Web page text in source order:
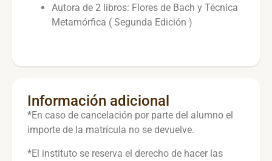
Autora de 2 libros: Flores de Bach y Técnica
Metamórfica ( Segunda Edición )
Información adicional
*En caso de cancelación por parte del alumno el
importe de la matrícula no se devuelve.
*El instituto se reserva el derecho de hacer las